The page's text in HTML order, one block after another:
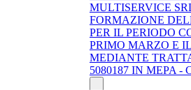
MULTISERVICE
FORMAZIONE
PER IL PERIODO
PRIMO MARZO E
MEDIANTE
5080187 IN MEPA -